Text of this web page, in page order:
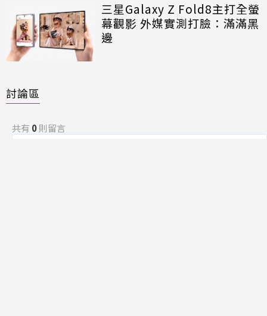
三星Galaxy Z Fold8主打全螢
幕觀影 外媒實測打臉：滿滿黑
邊
討論區
共有 0則留言